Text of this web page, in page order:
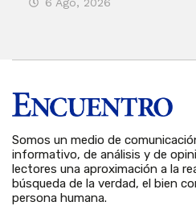
Somos un medio de
informativo, de análisis y de
lectores una aproximación a la
búsqueda de la verdad, el bien
persona humana.